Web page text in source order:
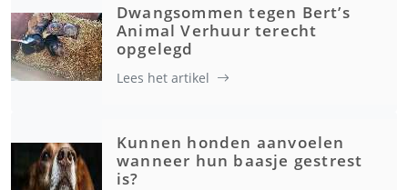
Dwangsommen tegen Bert’s
Animal Verhuur terecht
opgelegd
Lees het artikel
Kunnen honden aanvoelen
wanneer hun baasje gestrest
is?